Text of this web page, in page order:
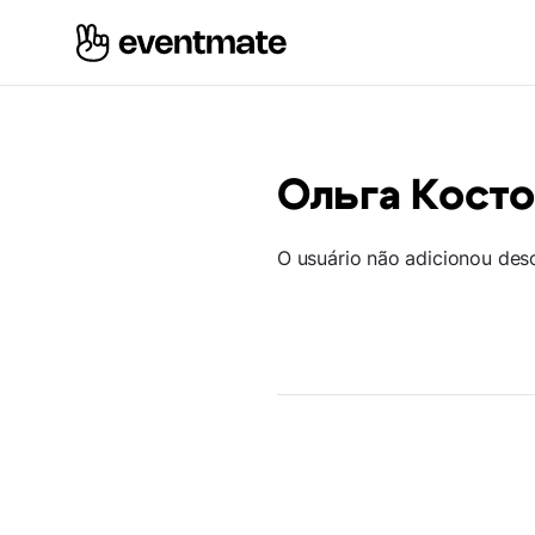
Ольга
O usuário não adicionou